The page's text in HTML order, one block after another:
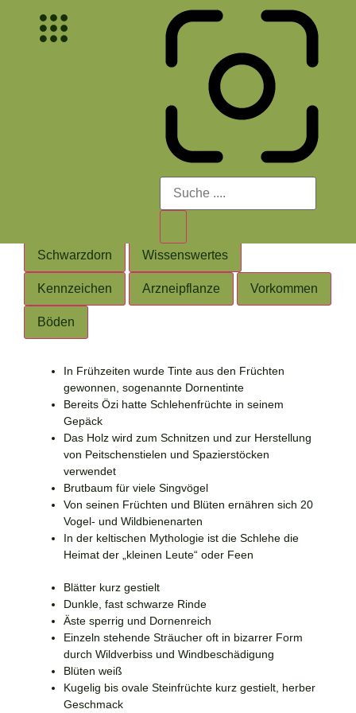
Früchte: Steinfrüchte
Lebenserwartung: 40 Jahre
gehört zu: Gehölze
Schwarzdorn Wissenswertes
Kennzeichen Arzneipflanze Vorkommen
Böden
In Frühzeiten wurde Tinte aus den Früchten
gewonnen, sogenannte Dornentinte
Bereits Özi hatte Schlehenfrüchte in seinem
Gepäck
Das Holz wird zum Schnitzen und zur Herstellung
von Peitschenstielen und Spazierstöcken
verwendet
Brutbaum für viele Singvögel
Von seinen Früchten und Blüten ernähren sich 20
Vogel- und Wildbienenarten
In der keltischen Mythologie ist die Schlehe die
Heimat der „kleinen Leute“ oder Feen
Blätter kurz gestielt
Dunkle, fast schwarze Rinde
Äste sperrig und Dornenreich
Einzeln stehende Sträucher oft in bizarrer Form
durch Wildverbiss und Windbeschädigung
Blüten weiß
Kugelig bis ovale Steinfrüchte kurz gestielt, herber
Geschmack